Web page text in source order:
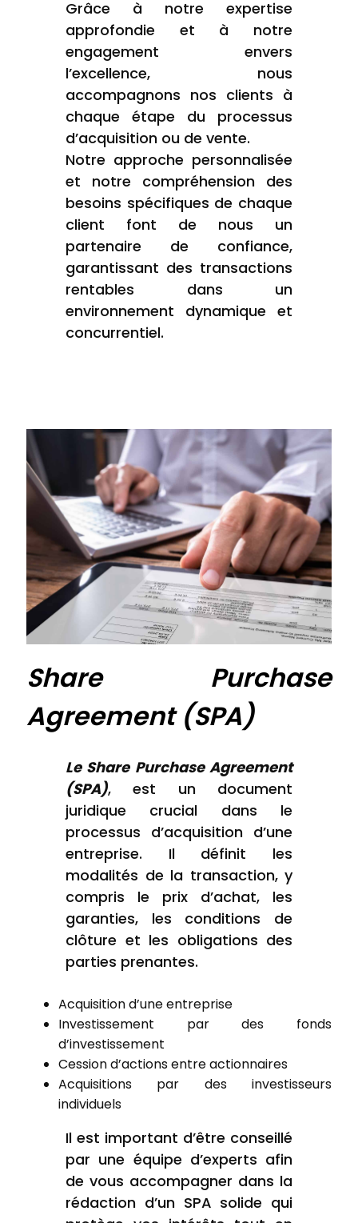
Grâce à notre expertise
approfondie et à notre
engagement envers
l’excellence, nous
accompagnons nos clients à
chaque étape du processus
d’acquisition ou de vente.
Notre approche personnalisée
et notre compréhension des
besoins spécifiques de chaque
client font de nous un
partenaire de confiance,
garantissant des transactions
rentables dans un
environnement dynamique et
concurrentiel.
Share Purchase
Agreement (SPA)
Le Share Purchase Agreement
(SPA), est un document
juridique crucial dans le
processus d’acquisition d’une
entreprise. Il définit les
modalités de la transaction, y
compris le prix d’achat, les
garanties, les conditions de
clôture et les obligations des
parties prenantes.
Acquisition d’une entreprise
Investissement par des fonds
d’investissement
Cession d’actions entre actionnaires
Acquisitions par des investisseurs
individuels
Il est important d’être conseillé
par une équipe d’experts afin
de vous accompagner dans la
rédaction d’un SPA solide qui